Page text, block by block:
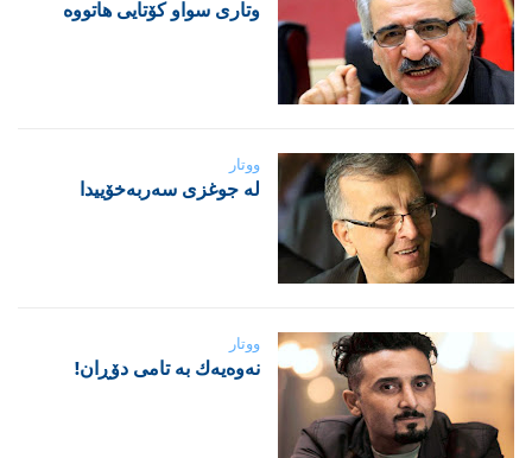
‌وتاری سواو کۆتایی هاتووە
ووتار
لە جوغزی سەربەخۆییدا
ووتار
نه‌وه‌یه‌ك به‌ تامی دۆڕان!